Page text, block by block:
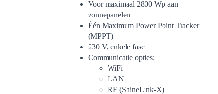
Voor maximaal 2800 Wp aan
zonnepanelen
Één Maximum Power Point Tracker
(MPPT)
230 V, enkele fase
Communicatie opties:
WiFi
LAN
RF (ShineLink-X)